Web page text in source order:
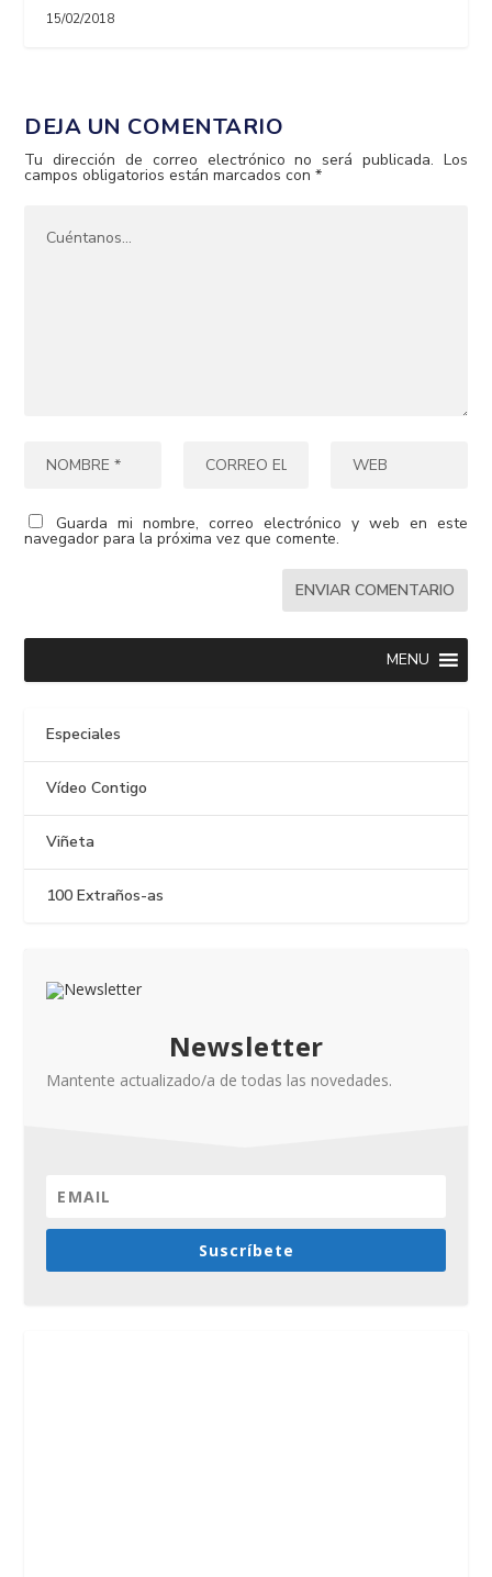
15/02/2018
DEJA UN COMENTARIO
Tu dirección de correo electrónico no será publicada. Los
campos obligatorios están marcados con*
Guarda mi nombre, correo electrónico y web en este
navegador para la próxima vez que comente.
MENU
Especiales
Vídeo Contigo
Viñeta
100 Extraños-as
Newsletter
Mantente actualizado/a de todas las novedades.
Suscríbete